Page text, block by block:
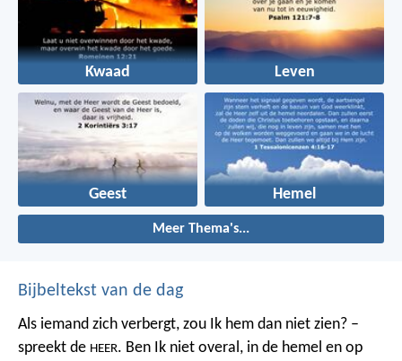
Kwaad Leven
Geest Hemel
Meer Thema's...
Bijbeltekst van de dag
Als iemand zich verbergt, zou Ik hem dan niet zien? –
spreekt de HEER. Ben Ik niet overal, in de hemel en op